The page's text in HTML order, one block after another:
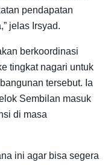
pendapatan
jelas Irsyad.
berkoordinasi
tingkat nagari untuk
tersebut. Ia
Sembilan masuk
di masa
ini agar bisa segera